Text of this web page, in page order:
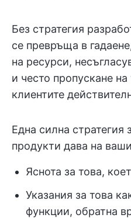
Без стратегия
се превръща в
на ресурси,
и често пропускане на
клиентите
Една силна стратегия
продукти дава на
Яснота за това,
Указания за това
функции, обратна